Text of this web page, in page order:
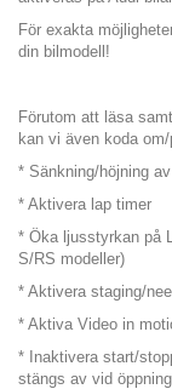
För exakta
din bilmodell!
Förutom att läsa
kan vi även koda
* Sänkning/höjning
* Aktivera lap timer
* Öka ljusstyrkan på
S/RS modeller)
* Aktivera staging/
* Aktiva Video in
* Inaktivera start/
stängs av vid